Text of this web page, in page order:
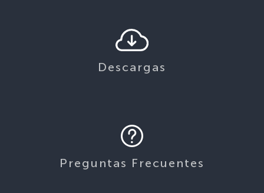
Descargas
Preguntas Frecuentes